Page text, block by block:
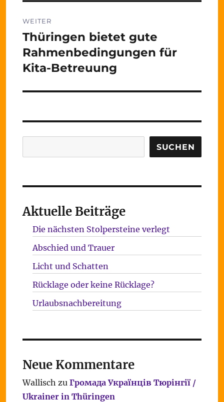
WEITER
Nächster
Beitrag:
Thüringen bietet gute
Rahmenbedingungen für
Kita-Betreuung
SUCHEN
Aktuelle Beiträge
Die nächsten Stolpersteine verlegt
Abschied und Trauer
Licht und Schatten
Rücklage oder keine Rücklage?
Urlaubsnachbereitung
Neue Kommentare
Wallisch zu Громада Українців Тюрінгії /
Ukrainer in Thüringen